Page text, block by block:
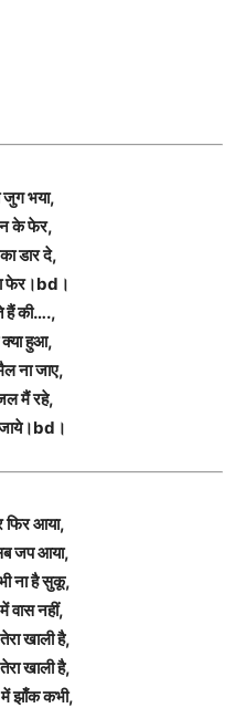
जुग भया,
के फेर,
डार दे,
फेर।bd।
हैं की….,
क्या हुआ,
ना जाए,
मैं रहे,
जाये।bd।
फिर आया,
जप आया,
ना है सुकू,
वास नहीं,
खाली है,
खाली है,
झाँक कभी,